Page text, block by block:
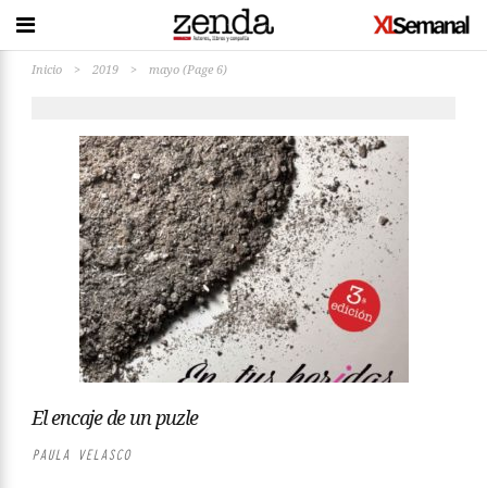
Inicio > 2019 > mayo (Page 6)
El encaje de un puzle
PAULA VELASCO